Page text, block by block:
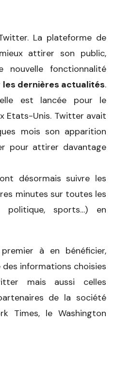
La plateforme de
attirer son public,
nouvelle fonctionnalité
les dernières actualités.
est lancée pour le
Etats-Unis. Twitter avait
mois son apparition
pour attirer davantage
désormais suivre les
minutes sur toutes les
politique, sports…) en
à en bénéficier,
informations choisies
mais aussi celles
de la société
Times, le Washington